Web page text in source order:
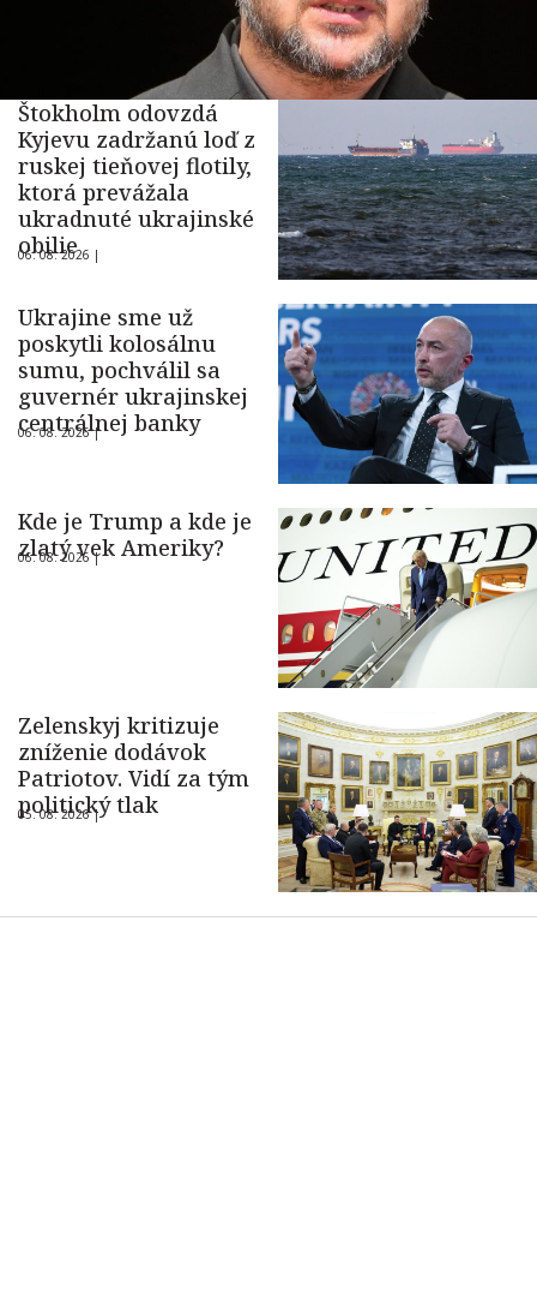
Štokholm odovzdá
Kyjevu zadržanú loď z
ruskej tieňovej flotily,
ktorá prevážala
ukradnuté ukrajinské
obilie
06. 08. 2026 |
Ukrajine sme už
poskytli kolosálnu
sumu, pochválil sa
guvernér ukrajinskej
centrálnej banky
06. 08. 2026 |
Kde je Trump a kde je
zlatý vek Ameriky?
06. 08. 2026 |
Zelenskyj kritizuje
zníženie dodávok
Patriotov. Vidí za tým
politický tlak
05. 08. 2026 |